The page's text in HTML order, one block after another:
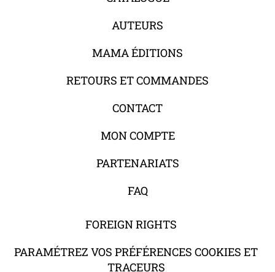
AUTEURS
MAMA ÉDITIONS
RETOURS ET COMMANDES
CONTACT
MON COMPTE
PARTENARIATS
FAQ
FOREIGN RIGHTS
PARAMÉTREZ VOS PRÉFÉRENCES COOKIES ET
TRACEURS